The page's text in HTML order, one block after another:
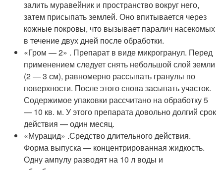
залить муравейник и пространство вокруг него,
затем присыпать землей. Оно впитывается через
кожные покровы, что вызывает паралич насекомых
в течение двух дней после обработки.
«Гром — 2» . Препарат в виде микрогранул. Перед
применением следует снять небольшой слой земли
(2 — 3 см), равномерно рассыпать гранулы по
поверхности. После этого снова засыпать участок.
Содержимое упаковки рассчитано на обработку 5
— 10 кв. м. У этого препарата довольно долгий срок
действия — один месяц.
«Мурацид» .Средство длительного действия.
Форма выпуска — концентрированная жидкость.
Одну ампулу разводят на 10 л воды и